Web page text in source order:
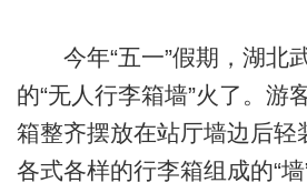
今年“五一”假期，湖北
的“无人行李箱墙”火了。游
箱整齐摆放在站厅墙边后轻
各式各样的行李箱组成的“